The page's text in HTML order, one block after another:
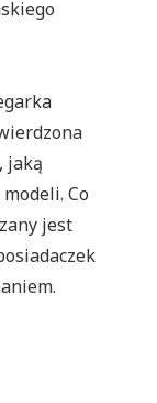
jaką
Co
jest